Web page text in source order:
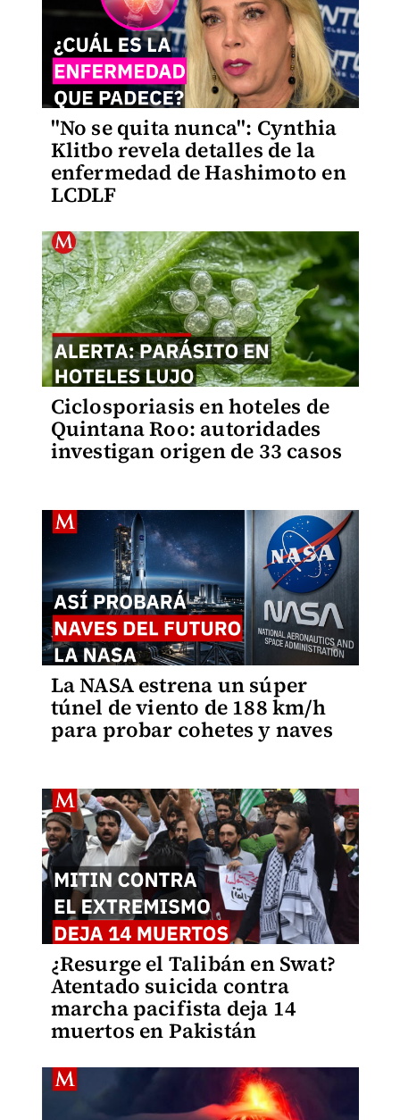
"No se quita nunca": Cynthia
Klitbo revela detalles de la
enfermedad de Hashimoto en
LCDLF
Ciclosporiasis en hoteles de
Quintana Roo: autoridades
investigan origen de 33 casos
La NASA estrena un súper
túnel de viento de 188 km/h
para probar cohetes y naves
¿Resurge el Talibán en Swat?
Atentado suicida contra
marcha pacifista deja 14
muertos en Pakistán